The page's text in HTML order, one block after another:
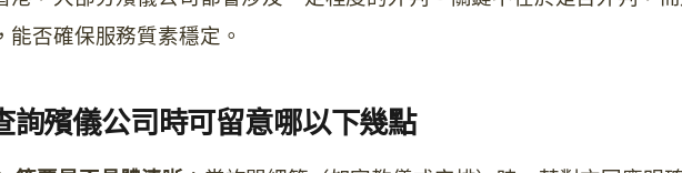
能否確保服務質素穩定。
詢殯儀公司時可留意哪以下幾點